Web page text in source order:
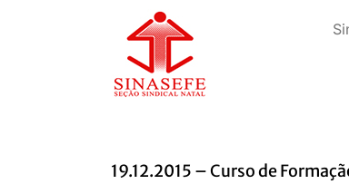
19.12.2015 – Curso de